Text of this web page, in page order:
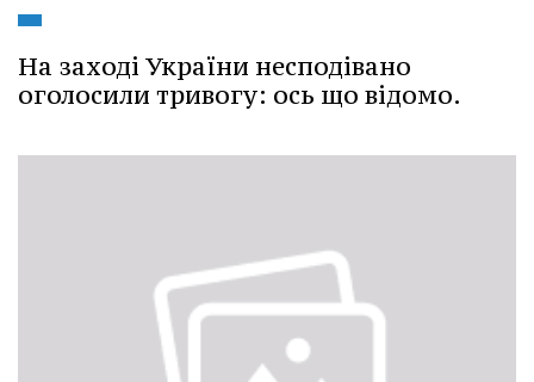
На заході України несподівано
оголосили тривогу: ось що відомо.